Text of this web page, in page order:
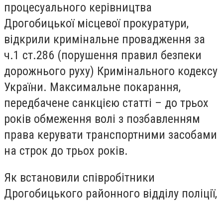
процесуального керівництва
Дрогобицької місцевої прокуратури,
відкрили кримінальне провадження за
ч.1 ст.286 (порушення правил безпеки
дорожнього руху) Кримінального кодексу
України. Максимальне покарання,
передбачене санкцією статті – до трьох
років обмеження волі з позбавленням
права керувати транспортними засобами
на строк до трьох років.
Як встановили співробітники
Дрогобицького районного відділу поліції,